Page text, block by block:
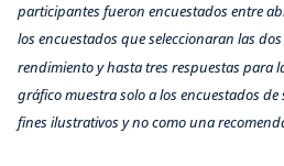
participantes fueron encuestados entre
los encuestados que seleccionaran las
rendimiento y hasta tres respuestas para
gráfico muestra solo a los encuestados de
fines ilustrativos y no como una